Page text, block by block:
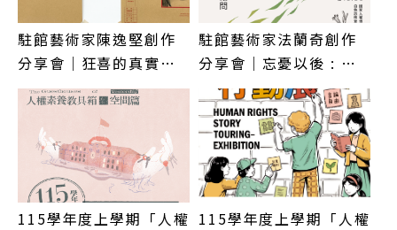
駐館藝術家陳逸堅創作
分享會｜狂喜的真實－
影像作為臺灣國族心理
的重演
駐館藝術家法蘭奇創作
分享會｜忘憂以後 : 從
梁令惠到當代行動者的
詰問
115學年度上學期「人權 115學年度上學期「人權